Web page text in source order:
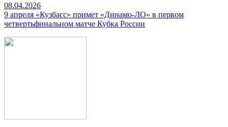
08.04.2026
9 апреля «Кузбасс» примет «Динамо-ЛО» в первом
четвертьфинальном матче Кубка России